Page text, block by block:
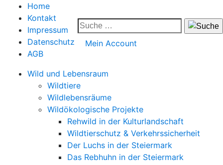
Home
Kontakt
Impressum
Datenschutz
AGB
Mein Account
Wild und Lebensraum
Wildtiere
Wildlebensräume
Wildökologische Projekte
Rehwild in der Kulturlandschaft
Wildtierschutz & Verkehrssicherheit
Der Luchs in der Steiermark
Das Rebhuhn in der Steiermark